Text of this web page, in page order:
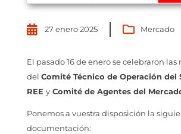
27 enero 2025 Mercado
El pasado 16 de enero se celebraron las
del Comité Técnico de Operación del
REE y Comité de Agentes del
Ponemos a vuestra disposición la
documentación: